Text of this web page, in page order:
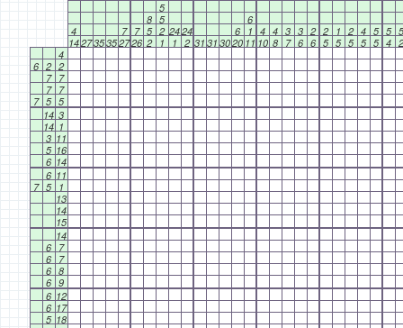
5
8 5
6
4
7 7 5 2 2424 6 1 4 4 3 3 2 2 1 2 4 5 5 5
142735352726 2 1 1 2 31 31 3020 11 10 8 7 6 6 5 5 5 5 5 4 2
4
6 2 2
7 7
7 7
7 5 5
14 3
14 1
3 11
5 16
6 14
6 11
7 5
1
13
14
15
14
6 7
6 7
6 8
6 9
6 12
6 17
5 18